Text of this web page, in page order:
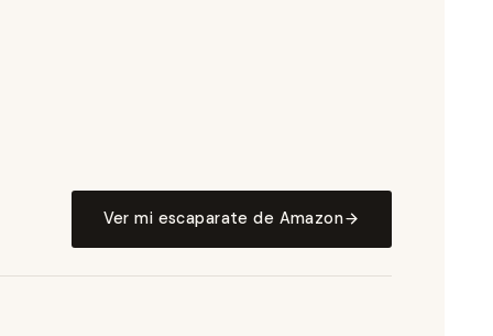
Ver mi escaparate de Amazon